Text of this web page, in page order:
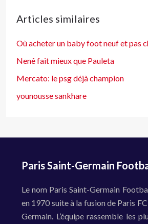
Articles similaires
Où acheter un baby foot neuf et pas
Nenê fait mieux que Pauleta
Mercato: le psg déjà champion
younousse sankhare
Paris Saint-Germain
Le nom Paris Saint-Germain
en 1970 suite à la fusion de Paris
Germain. L’équipe rassemble les